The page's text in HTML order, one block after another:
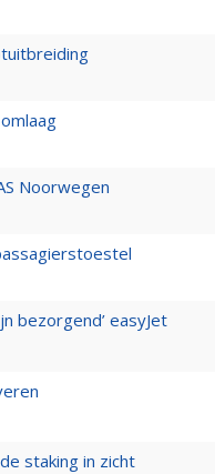
Noorwegen
bezorgend’ easyJet
staking in zicht